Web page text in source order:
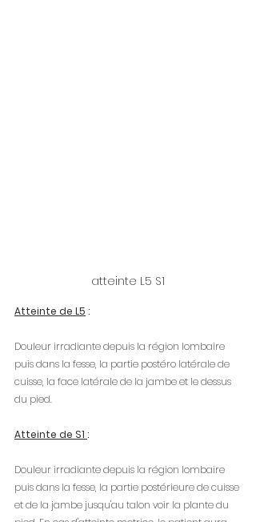
atteinte L5 S1
Atteinte de L5 :
Douleur irradiante depuis la région lombaire
puis dans la fesse, la partie postéro latérale de
cuisse, la face latérale de la jambe et le dessus
du pied.
Atteinte de S1 :
Douleur irradiante depuis la région lombaire
puis dans la fesse, la partie postérieure de cuisse
et de la jambe jusqu'au talon voir la plante du